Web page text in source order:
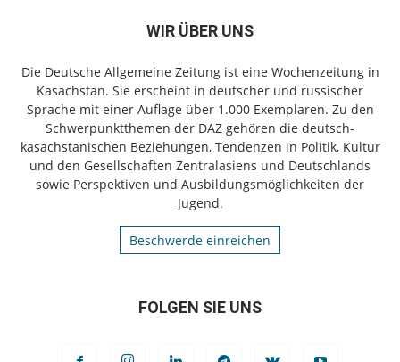
WIR ÜBER UNS
Die Deutsche Allgemeine Zeitung ist eine Wochenzeitung in
Kasachstan. Sie erscheint in deutscher und russischer
Sprache mit einer Auflage über 1.000 Exemplaren. Zu den
Schwerpunktthemen der DAZ gehören die deutsch-
kasachstanischen Beziehungen, Tendenzen in Politik, Kultur
und den Gesellschaften Zentralasiens und Deutschlands
sowie Perspektiven und Ausbildungsmöglichkeiten der
Jugend.
Beschwerde einreichen
FOLGEN SIE UNS